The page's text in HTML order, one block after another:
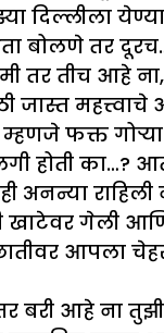
दिल्लीला
बोलणे तर
तर तीच आहे ना,
जास्त
म्हणजे फक्त
होती का…?
अनन्या राहिली
ती खाटेवर गेली
आपला
बरी आहे ना